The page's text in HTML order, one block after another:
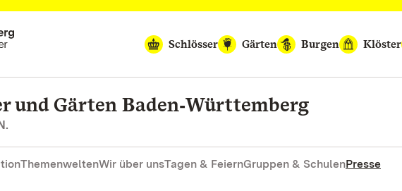
Schlösser
Gärten Burgen Klöster
und Gärten Baden‑Württemberg
ThemenweltenWir über unsTagen & FeiernGruppen & SchulenPresse